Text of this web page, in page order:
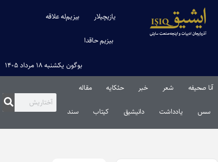
یازیچیلار بیزیم‌له علاقه
بیزیم حاقدا
بوگون یکشنبه ۱۸ مرداد ۱۴۰۵
صحیفه شعر خبر حئکایه مقاله‌
یادداشت دانیشیق کیتاب سند